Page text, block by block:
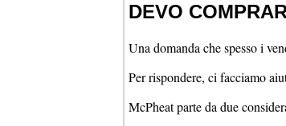
DEVO
Una domanda che spesso i
Per rispondere, ci facciamo
McPheat parte da due